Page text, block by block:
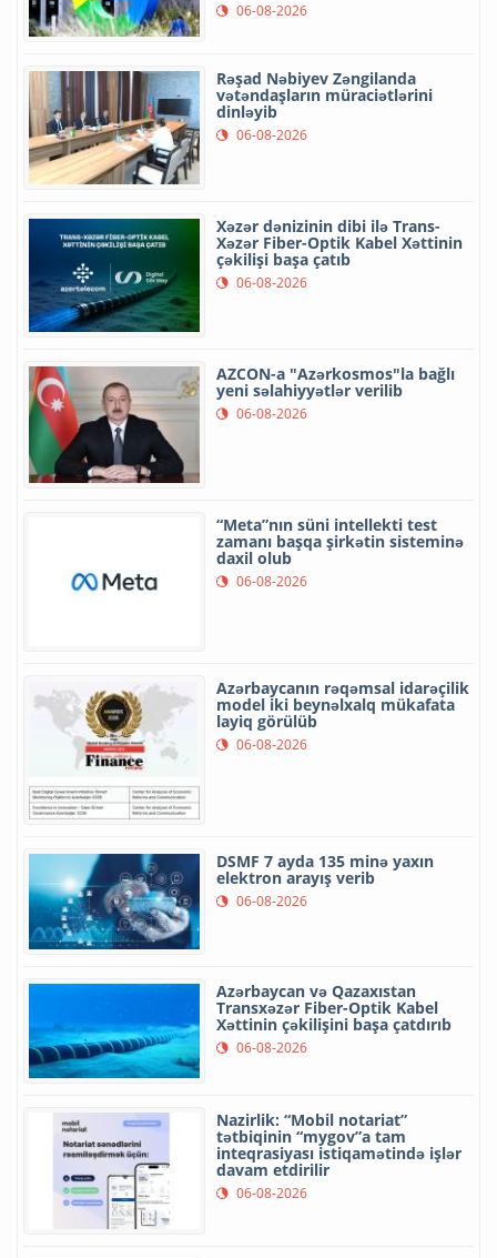
06-08-2026
Rəşad Nəbiyev Zəngilanda
vətəndaşların müraciətlərini
dinləyib
06-08-2026
Xəzər dənizinin dibi ilə Trans-
Xəzər Fiber-Optik Kabel Xəttinin
çəkilişi başa çatıb
06-08-2026
AZCON-a "Azərkosmos"la bağlı
yeni səlahiyyətlər verilib
06-08-2026
“Meta”nın süni intellekti test
zamanı başqa şirkətin sisteminə
daxil olub
06-08-2026
Azərbaycanın rəqəmsal idarəçilik
model iki beynəlxalq mükafata
layiq görülüb
06-08-2026
DSMF 7 ayda 135 minə yaxın
elektron arayış verib
06-08-2026
Azərbaycan və Qazaxıstan
Transxəzər Fiber-Optik Kabel
Xəttinin çəkilişini başa çatdırıb
06-08-2026
Nazirlik: “Mobil notariat”
tətbiqinin “mygov”a tam
inteqrasiyası istiqamətində işlər
davam etdirilir
06-08-2026